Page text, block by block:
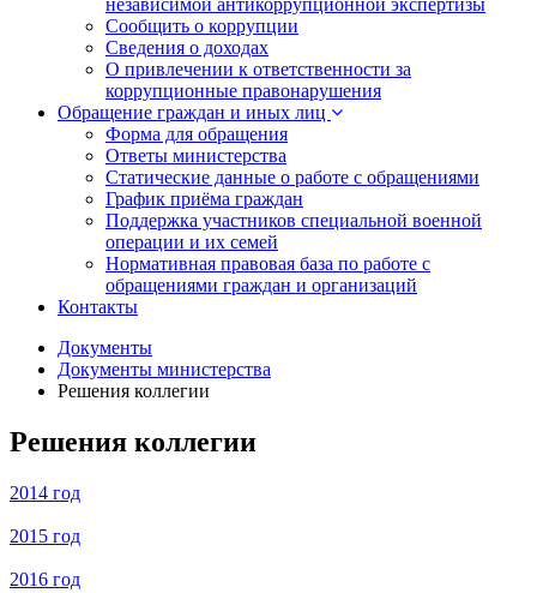
независимой антикоррупционной экспертизы
Сообщить о коррупции
Сведения о доходах
О привлечении к ответственности за
коррупционные правонарушения
Обращение граждан и иных лиц
Форма для обращения
Ответы министерства
Статические данные о работе с обращениями
График приёма граждан
Поддержка участников специальной военной
операции и их семей
Нормативная правовая база по работе с
обращениями граждан и организаций
Контакты
Документы
Документы министерства
Решения коллегии
Решения коллегии
2014 год
2015 год
2016 год